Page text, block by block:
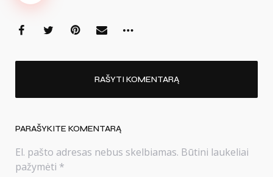
RAŠYTI KOMENTARĄ
PARAŠYKITE KOMENTARĄ
El. pašto adresas nebus skelbiamas. Būtini laukeliai
pažymėti *